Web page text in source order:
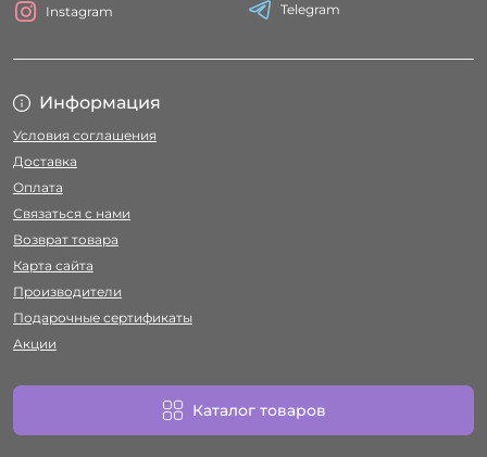
Информация
Условия соглашения
Доставка
Оплата
Связаться с нами
Возврат товара
Карта сайта
Производители
Подарочные сертификаты
Акции
Каталог товаров
Instagram Telegram